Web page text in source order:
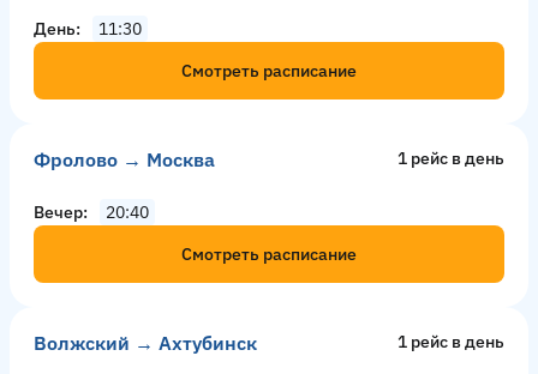
День
11:30
Смотреть расписание
Фролово → Москва 1 рейс в день
Вечер
20:40
Смотреть расписание
Волжский → Ахтубинск 1 рейс в день